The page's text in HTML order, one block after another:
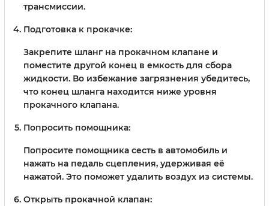
трансмиссии.
Подготовка к прокачке:
Закрепите шланг на прокачном клапане и
поместите другой конец в емкость для сбора
жидкости. Во избежание загрязнения убедитесь,
что конец шланга находится ниже уровня
прокачного клапана.
Попросить помощника:
Попросите помощника сесть в автомобиль и
нажать на педаль сцепления, удерживая её
нажатой. Это поможет удалить воздух из системы.
Открыть прокачной клапан: